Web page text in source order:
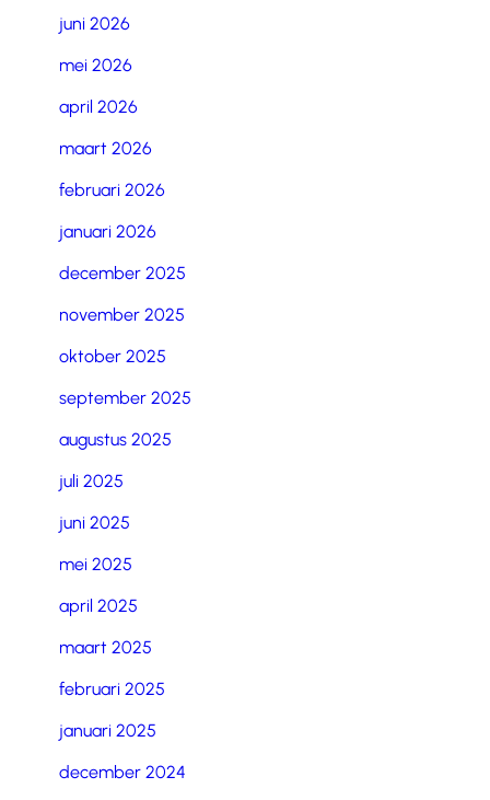
juni 2026
mei 2026
april 2026
maart 2026
februari 2026
januari 2026
december 2025
november 2025
oktober 2025
september 2025
augustus 2025
juli 2025
juni 2025
mei 2025
april 2025
maart 2025
februari 2025
januari 2025
december 2024